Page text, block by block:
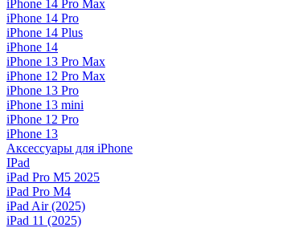
iPhone 14 Pro Max
iPhone 14 Pro
iPhone 14 Plus
iPhone 14
iPhone 13 Pro Max
iPhone 12 Pro Max
iPhone 13 Pro
iPhone 13 mini
iPhone 12 Pro
iPhone 13
Аксессуары для iPhone
IPad
iPad Pro M5 2025
iPad Pro M4
iPad Air (2025)
iPad 11 (2025)